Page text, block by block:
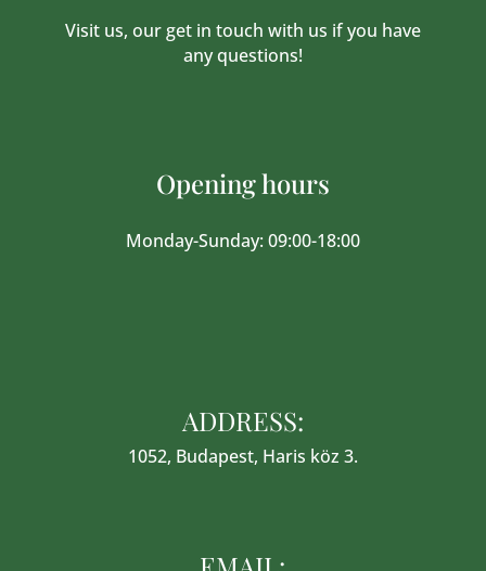
Visit us, our get in touch with us if you have
any questions!
Opening hours
Monday-Sunday: 09:00-18:00
ADDRESS:
1052, Budapest, Haris köz 3.